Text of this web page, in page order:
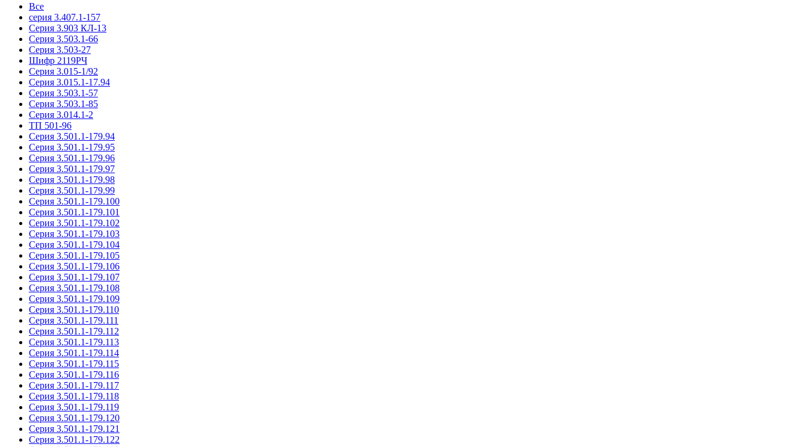
Все
серия 3.407.1-157
Серия 3.903 КЛ-13
Серия 3.503.1-66
Серия 3.503-27
Шифр 2119РЧ
Серия 3.015-1/92
Серия 3.015.1-17.94
Серия 3.503.1-57
Серия 3.503.1-85
Серия 3.014.1-2
ТП 501-96
Серия 3.501.1-179.94
Серия 3.501.1-179.95
Серия 3.501.1-179.96
Серия 3.501.1-179.97
Серия 3.501.1-179.98
Серия 3.501.1-179.99
Серия 3.501.1-179.100
Серия 3.501.1-179.101
Серия 3.501.1-179.102
Серия 3.501.1-179.103
Серия 3.501.1-179.104
Серия 3.501.1-179.105
Серия 3.501.1-179.106
Серия 3.501.1-179.107
Серия 3.501.1-179.108
Серия 3.501.1-179.109
Серия 3.501.1-179.110
Серия 3.501.1-179.111
Серия 3.501.1-179.112
Серия 3.501.1-179.113
Серия 3.501.1-179.114
Серия 3.501.1-179.115
Серия 3.501.1-179.116
Серия 3.501.1-179.117
Серия 3.501.1-179.118
Серия 3.501.1-179.119
Серия 3.501.1-179.120
Серия 3.501.1-179.121
Серия 3.501.1-179.122